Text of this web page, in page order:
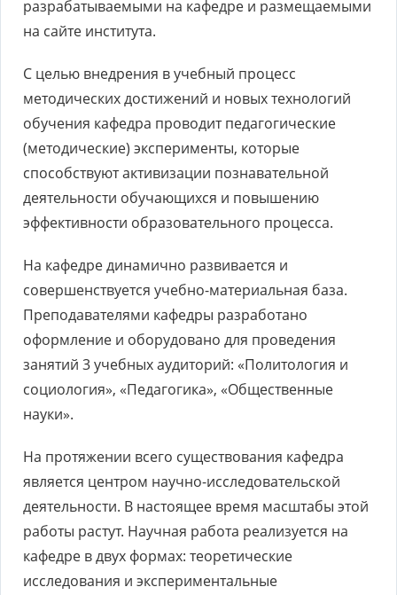
разрабатываемыми на кафедре и размещаемыми
на сайте института.
С целью внедрения в учебный процесс
методических достижений и новых технологий
обучения кафедра проводит педагогические
(методические) эксперименты, которые
способствуют активизации познавательной
деятельности обучающихся и повышению
эффективности образовательного процесса.
На кафедре динамично развивается и
совершенствуется учебно-материальная база.
Преподавателями кафедры разработано
оформление и оборудовано для проведения
занятий 3 учебных аудиторий: «Политология и
социология», «Педагогика», «Общественные
науки».
На протяжении всего существования кафедра
является центром научно-исследовательской
деятельности. В настоящее время масштабы этой
работы растут. Научная работа реализуется на
кафедре в двух формах: теоретические
исследования и экспериментальные